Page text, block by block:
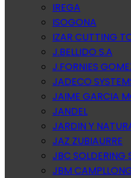
IREGA
ISOGONA
IZAR CUTTING
J.BELLIDO S.A
J.FORNIES
JADECO
JAIME GARCIA
JANDEL
JARDIN Y
JAZ ZUBIAURRE
JBC SOLDERING
JBM